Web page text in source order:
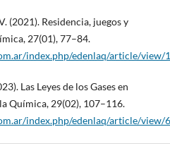
(2021). Residencia, juegos y
27(01), 77–84.
index.php/edenlaq/article/view/
Las Leyes de los Gases en
Química, 29(02), 107–116.
index.php/edenlaq/article/view/